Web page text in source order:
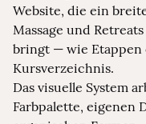
Website, die ein
Massage und
bringt — wie Etappen
Kursverzeichnis.
Das visuelle System
Farbpalette, eigenen